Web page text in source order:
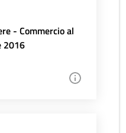
- Commercio al
2016